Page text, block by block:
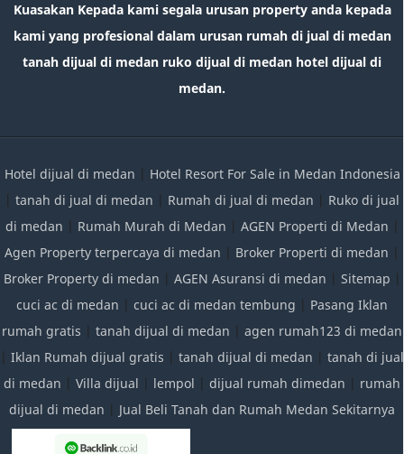
Kuasakan Kepada kami segala urusan property anda kepada
kami yang profesional dalam urusan rumah di jual di medan
tanah dijual di medan ruko dijual di medan hotel dijual di
medan.
Hotel dijual di medan | Hotel Resort For Sale in Medan Indonesia
| tanah di jual di medan | Rumah di jual di medan | Ruko di jual
di medan | Rumah Murah di Medan | AGEN Properti di Medan |
Agen Property terpercaya di medan | Broker Properti di medan |
Broker Property di medan | AGEN Asuransi di medan | Sitemap |
cuci ac di medan | cuci ac di medan tembung | Pasang Iklan
rumah gratis | tanah dijual di medan | agen rumah123 di medan
| Iklan Rumah dijual gratis | tanah dijual di medan | tanah di jual
di medan | Villa dijual | lempol | dijual rumah dimedan | rumah
dijual di medan | Jual Beli Tanah dan Rumah Medan Sekitarnya